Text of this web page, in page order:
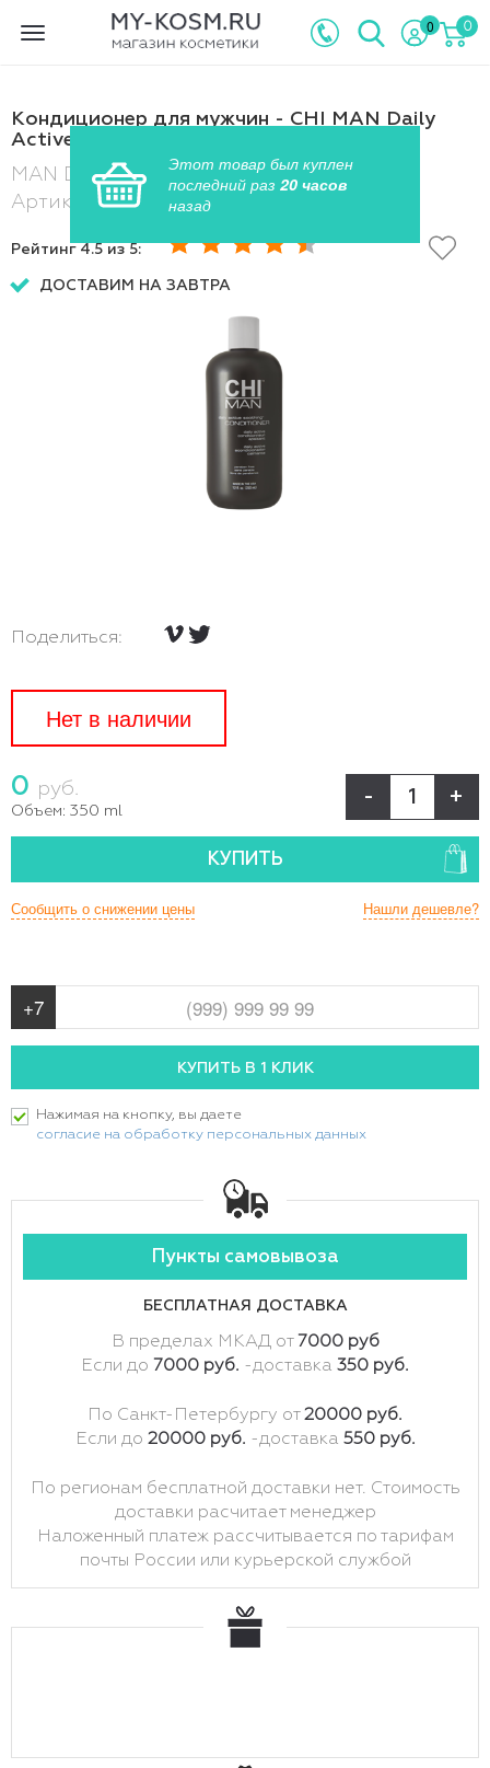
Toggle
0 0
Кондиционер для мужчин - CHI MAN Daily
Active Soothing Conditioner
MAN Daily Active Soothing Conditioner ,
Артикул: ART2919
Рейтинг 4.5 из 5:
ДОСТАВИМ НА ЗАВТРА
Поделиться:
Нет в наличии
0 руб.
Объем: 350 ml
- +
КУПИТЬ
Нашли дешевле?
Сообщить о снижении цены
Нажимая на кнопку, вы даете
согласие на обработку персональных данных
Пункты самовывоза
БЕСПЛАТНАЯ ДОСТАВКА
В пределах МКАД от 7000 руб
Если до 7000 руб. -доставка 350 руб.
По Санкт-Петербургу от20000 руб.
Если до 20000 руб. -доставка 550 руб.
По регионам бесплатной доставки нет. Стоимость
доставки расчитает менеджер
Наложенный платеж рассчитывается по тарифам
почты России или курьерской службой